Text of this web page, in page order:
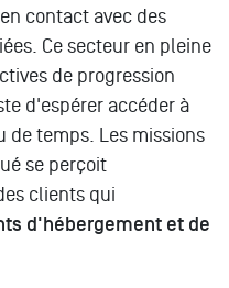
contact avec des
Ce secteur en pleine
de progression
d'espérer accéder à
de temps. Les missions
se perçoit
clients qui
d'hébergement et de